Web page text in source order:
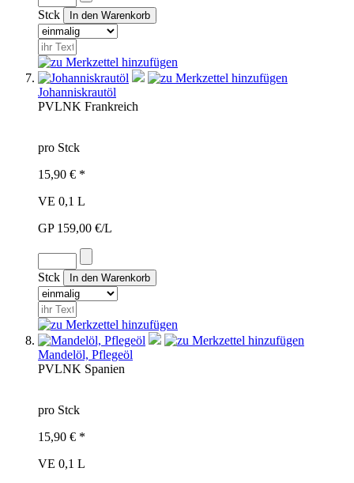
Stck
Johanniskrautöl
PVLNK Frankreich
pro Stck
15,90 € *
VE 0,1 L
GP 159,00 €/L
Stck
Mandelöl, Pflegeöl
PVLNK Spanien
pro Stck
15,90 € *
VE 0,1 L